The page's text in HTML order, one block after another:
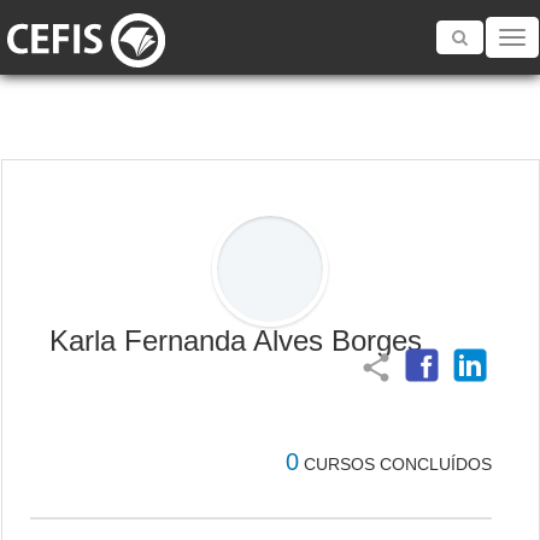
Toggle
Karla Fernanda Alves Borges
share
0 CURSOS CONCLUÍDOS